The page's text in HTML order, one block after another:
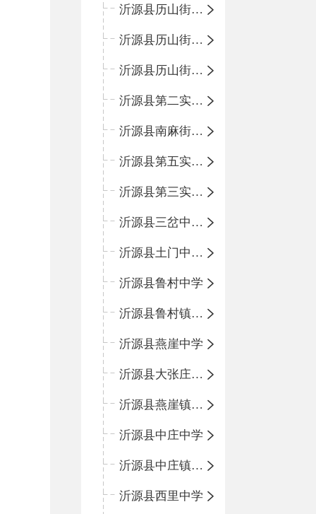
沂源县历山街道办事处振兴路小学
沂源县历山街道办事处荆山路小学
沂源县历山街道办事处鲁山路小学
沂源县第二实验中学
沂源县南麻街道办事处中心小学
沂源县第五实验小学
沂源县第三实验小学
沂源县三岔中心学校
沂源县土门中心学校
沂源县鲁村中学
沂源县鲁村镇中心小学
沂源县燕崖中学
沂源县大张庄中心学校
沂源县燕崖镇中心小学
沂源县中庄中学
沂源县中庄镇中心小学
沂源县西里中学